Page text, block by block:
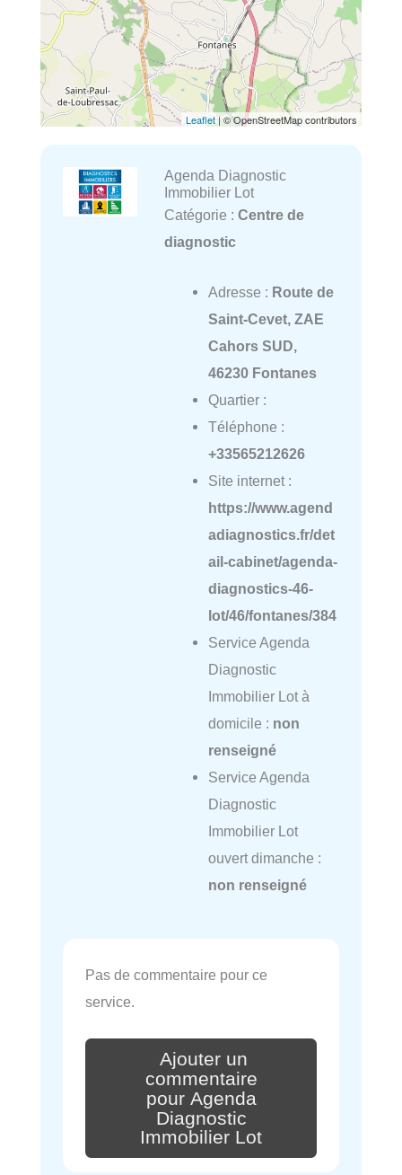
Leaflet| © OpenStreetMap contributors
Agenda Diagnostic
Immobilier Lot
Catégorie : Centre de
diagnostic
Adresse : Route de
Saint-Cevet, ZAE
Cahors SUD,
46230 Fontanes
Quartier :
Téléphone :
+33565212626
Site internet :
https://www.agend
adiagnostics.fr/det
ail-cabinet/agenda-
diagnostics-46-
lot/46/fontanes/384
Service Agenda
Diagnostic
Immobilier Lot à
domicile : non
renseigné
Service Agenda
Diagnostic
Immobilier Lot
ouvert dimanche :
non renseigné
Pas de commentaire pour ce
service.
Ajouter un
commentaire
pour Agenda
Diagnostic
Immobilier Lot